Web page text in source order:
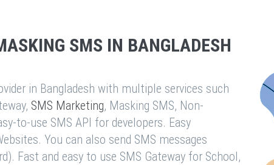
SMS IN BANGLADESH
in Bangladesh with multiple services such
SMS Marketing, Masking SMS, Non-
to-use SMS API for developers. Easy
You can also send SMS messages
Fast and easy to use SMS Gateway for School,